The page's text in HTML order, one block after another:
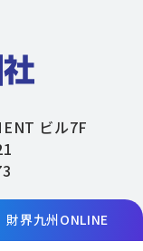
財界九州ONLINE
ビル7F
Rights Reserved.